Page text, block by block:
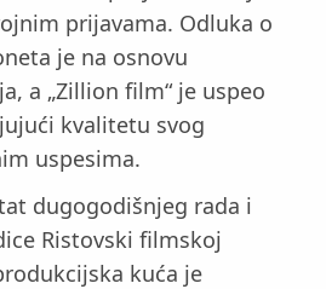
prijavama. Odluka o
je na osnovu
a „Zillion film“ je uspeo
kvalitetu svog
uspesima.
dugogodišnjeg rada i
Ristovski filmskoj
kuća je